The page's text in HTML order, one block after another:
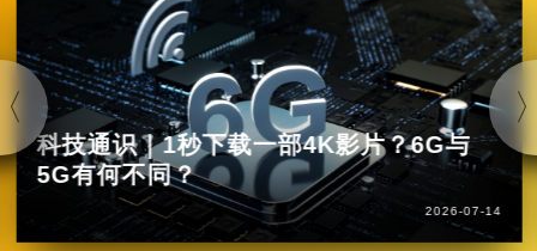
科技通识｜1秒下载一部4K影片？6G与
5G有何不同？
2026-07-14